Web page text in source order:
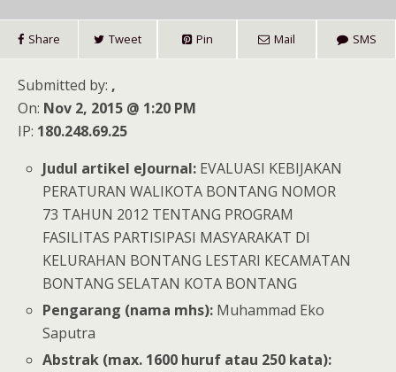
Share Tweet Pin Mail SMS
Submitted by: ,
On: Nov 2, 2015 @ 1:20 PM
IP: 180.248.69.25
Judul artikel eJournal: EVALUASI KEBIJAKAN
PERATURAN WALIKOTA BONTANG NOMOR
73 TAHUN 2012 TENTANG PROGRAM
FASILITAS PARTISIPASI MASYARAKAT DI
KELURAHAN BONTANG LESTARI KECAMATAN
BONTANG SELATAN KOTA BONTANG
Pengarang (nama mhs): Muhammad Eko
Saputra
Abstrak (max. 1600 huruf atau 250 kata):